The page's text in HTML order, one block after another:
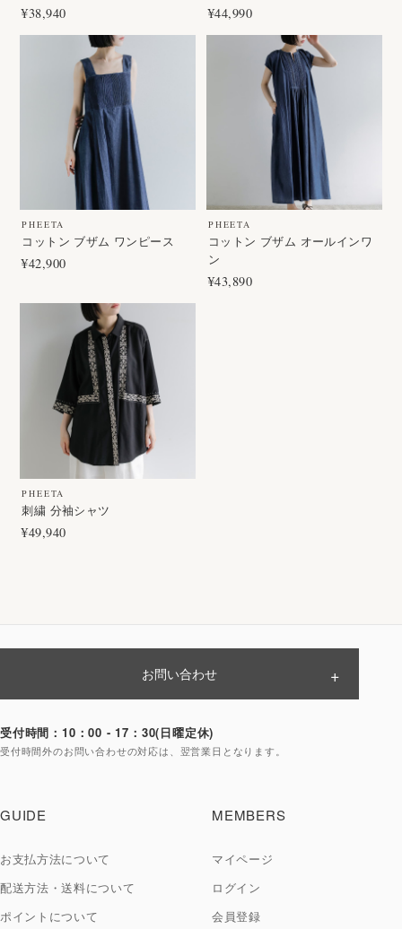
¥38,940
¥44,990
PHEETA
コットン ブザム ワンピース
¥42,900
PHEETA
コットン ブザム オールインワ
ン
¥43,890
PHEETA
刺繍 分袖シャツ
¥49,940
お問い合わせ
ご注文前のお問い合わせ
受付時間：10：00 - 17：30(日曜定休)
受付時間外のお問い合わせの対応は、翌営業日となります。
GUIDE
お支払方法について
配送方法・送料について
ポイントについて
MEMBERS
マイページ
ログイン
会員登録